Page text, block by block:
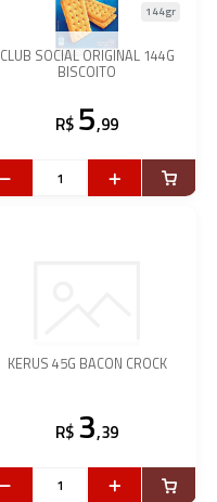
CLUB SOCIAL ORIGINAL 144G
BISCOITO
144gr
R$ 5,99
KERUS 45G BACON CROCK
R$ 3,39